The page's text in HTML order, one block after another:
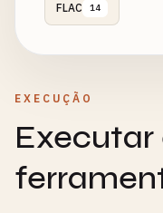
FLAC 14
EXECUÇÃO
Executar